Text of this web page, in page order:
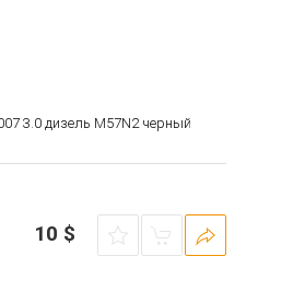
3.0 дизель M57N2 черный
10 $